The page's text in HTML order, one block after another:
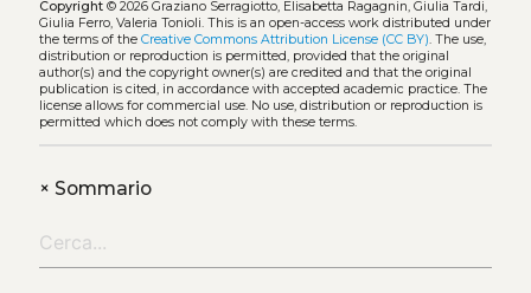
Copyright© 2026 Graziano Serragiotto, Elisabetta Ragagnin, Giulia Tardi,
Giulia Ferro, Valeria Tonioli. This is an open-access work distributed under
the terms of the Creative Commons Attribution License (CC BY). The use,
distribution or reproduction is permitted, provided that the original
author(s) and the copyright owner(s) are credited and that the original
publication is cited, in accordance with accepted academic practice. The
license allows for commercial use. No use, distribution or reproduction is
permitted which does not comply with these terms.
+Sommario